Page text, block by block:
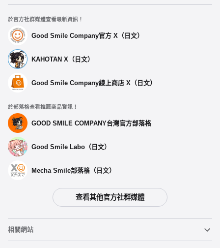
選擇類型
Huggy Good Smile 天城一彩
2026年03月發售・每人限購3個
Huggy Good Smile 白鳥藍良
預購期間：2025年08月28日~至 (JST)2025年10月15日
於官方社群媒體查看最新資訊！
Good Smile Company官方 X（日文）
KAHOTAN X（日文）
Good Smile Company線上商店 X（日文）
於部落格查看推薦商品資訊！
GOOD SMILE COMPANY台灣官方部落格
Good Smile Labo（日文）
Mecha Smile部落格（日文）
查看其他官方社群媒體
相關網站